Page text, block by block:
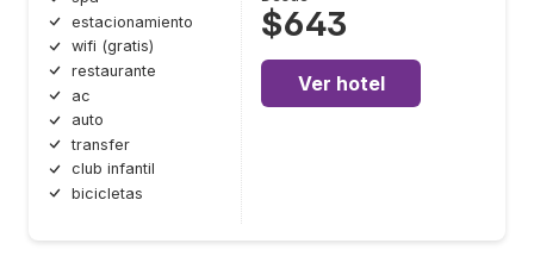
estacionamiento
wifi (gratis)
restaurante
ac
auto
transfer
club infantil
bicicletas
$643
Ver hotel